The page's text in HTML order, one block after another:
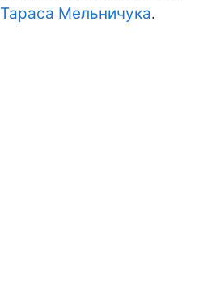
Тараса Мельничука.